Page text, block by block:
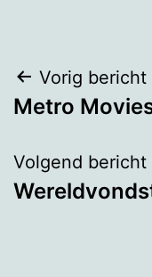
Bericht
navigatie
Vorig bericht
Metro
Volgend bericht